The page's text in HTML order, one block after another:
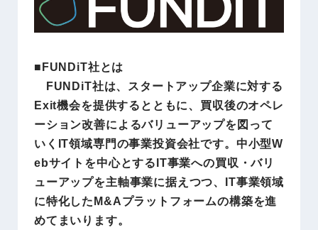
■FUNDiT社とは
FUNDiT社は、スタートアップ企業に対する
Exit機会を提供するとともに、買収後のオペレ
ーション改善によるバリューアップを図って
いくIT領域専門の事業投資会社です。中小型W
ebサイトを中心とするIT事業への買収・バリ
ューアップを主軸事業に据えつつ、IT事業領域
に特化したM&Aプラットフォームの構築を進
めてまいります。